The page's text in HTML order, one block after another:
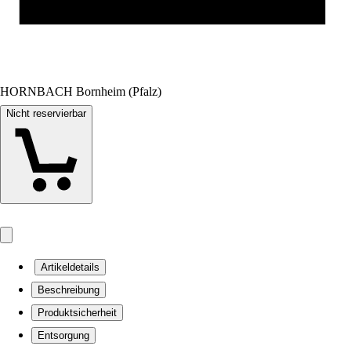
HORNBACH Bornheim (Pfalz)
Nicht reservierbar
Artikeldetails
Beschreibung
Produktsicherheit
Entsorgung